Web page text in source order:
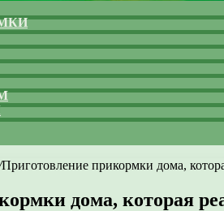
Приготовление прикормки дома,
дома, которая